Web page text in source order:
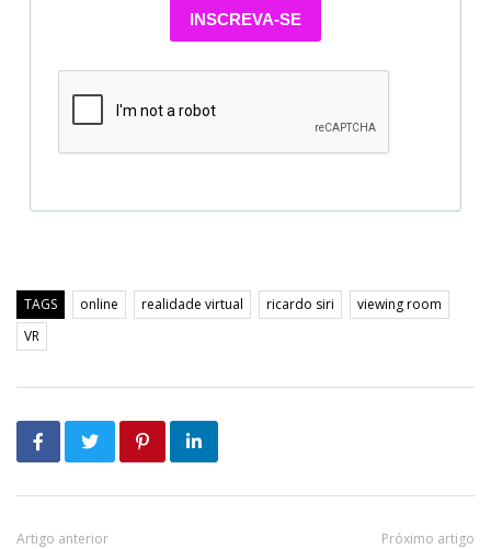
INSCREVA-SE
TAGS online realidade virtual ricardo siri
viewing room
VR
Artigo anterior Próximo artigo